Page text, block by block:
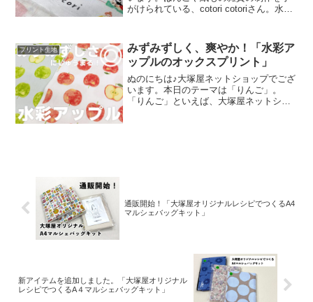
がけられている、cotori cotoriさん。水彩
開されています。cotori cotori
プリント生地
みずみずしく、爽やか！「水彩ア
ップルのオックスプリント」
ぬのにちは♪大塚屋ネットショップでござ
います。本日のテーマは「りんご」。
「りんご」といえば、大塚屋ネットショ
通販開始！「大塚屋オリジナルレシピでつくるA4
マルシェバッグキット」
新アイテムを追加しました。「大塚屋オリジナル
レシピでつくるA４マルシェバッグキット」